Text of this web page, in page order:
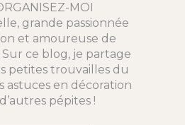
MOI
grande passionnée
et amoureuse de
Sur ce blog, je partage
petites trouvailles du
astuces en décoration
pépites !